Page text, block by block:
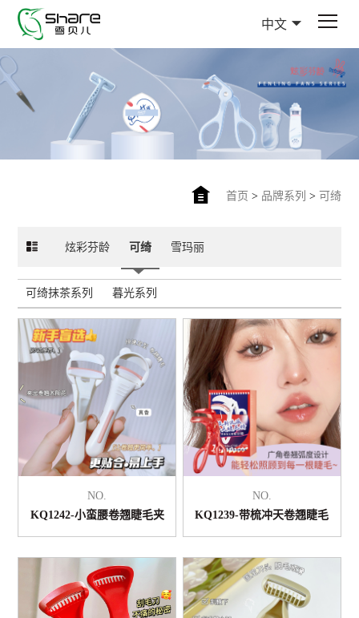
中文
首页 > 品牌系列 > 可绮
炫彩芬龄 可绮 雪玛丽
可绮抹茶系列 暮光系列
NO.
KQ1242-小蛮腰卷翘睫毛夹
NO.
KQ1239-带梳冲天卷翘睫毛